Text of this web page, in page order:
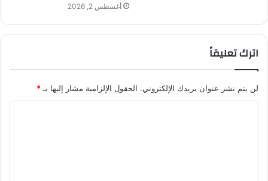
أغسطس 2, 2026
اترك تعليقاً
لن يتم نشر عنوان بريدك الإلكتروني. الحقول الإلزامية مشار إليها بـ *